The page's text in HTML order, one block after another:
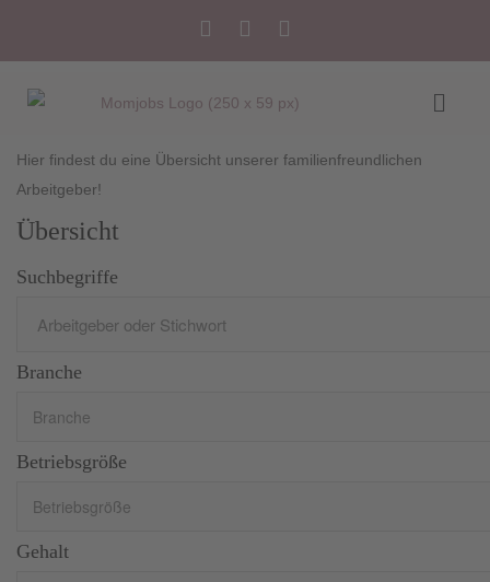
Hier findest du eine Übersicht unserer familienfreundlichen
Arbeitgeber!
Übersicht
Suchbegriffe
Branche
Betriebsgröße
Gehalt